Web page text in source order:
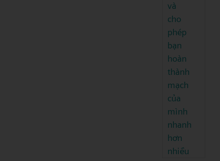
và
cho
phép
bạn
hoàn
thành
mạch
của
mình
nhanh
hơn
nhiều